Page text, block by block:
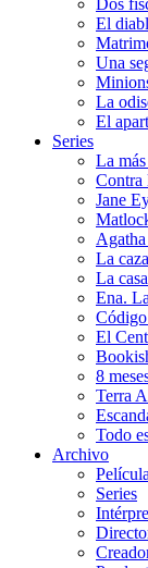
Dos
El
Una
La
El
Series
La
Contra
Jane
La
La
Ena.
El
8
Terra
Todo
Archivo
Series